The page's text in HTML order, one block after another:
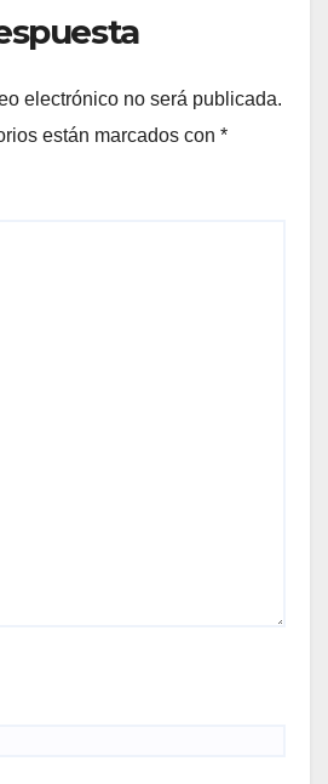
electrónico no será publicada.
están marcados con *